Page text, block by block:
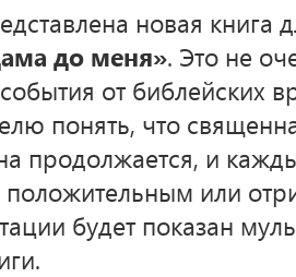
новая книга
до меня». Это не
от библейских
понять, что
продолжается, и
положительным или
будет показан